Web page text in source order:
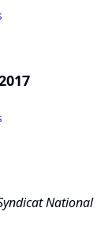
National